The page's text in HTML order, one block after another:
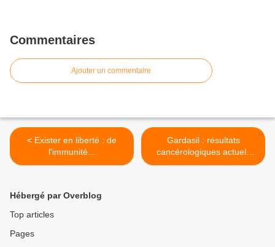
Commentaires
Ajouter un commentaire
< Exister en liberté : de
l'immunité...
Gardasil : résultats
cancérologiques actuels
des vaccins anti HPV >
Hébergé par Overblog
Top articles
Pages